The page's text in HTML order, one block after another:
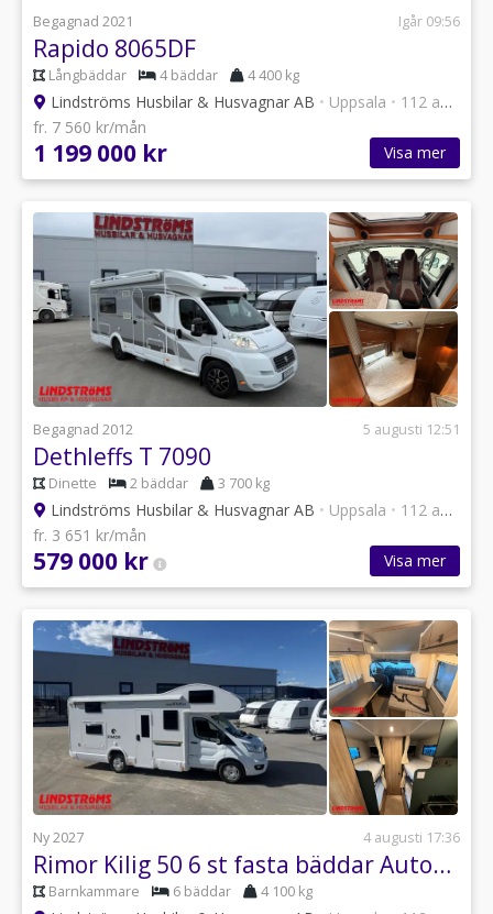
Begagnad 2021 Igår 09:56
Rapido 8065DF
Långbäddar 4 bäddar 4 400 kg
Lindströms Husbilar & Husvagnar AB • Uppsala • 112 annonser
fr. 7 560 kr/mån
1 199 000 kr Visa mer
Begagnad 2012 5 augusti 12:51
Dethleffs T 7090
Dinette 2 bäddar 3 700 kg
Lindströms Husbilar & Husvagnar AB • Uppsala • 112 annonser
fr. 3 651 kr/mån
579 000 kr Visa mer
Ny 2027 4 augusti 17:36
Rimor Kilig 50 6 st fasta bäddar Automat
Barnkammare 6 bäddar 4 100 kg